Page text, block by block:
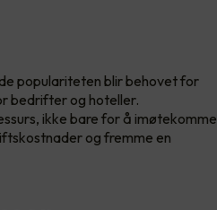
populariteten blir behovet for
bedrifter og hoteller.
ikke bare for å imøtekomme
og fremme en